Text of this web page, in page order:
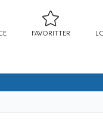
FAVORITTER